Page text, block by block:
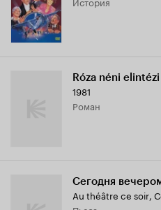
7.2
Róza néni elintézi
1981
роман
Сегодня
Au théâtre ce soir,